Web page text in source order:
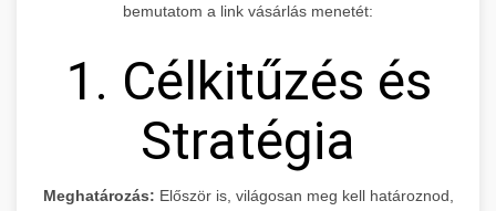
bemutatom a link vásárlás menetét:
1. Célkitűzés és
Stratégia
Meghatározás: Először is, világosan meg kell határoznod,